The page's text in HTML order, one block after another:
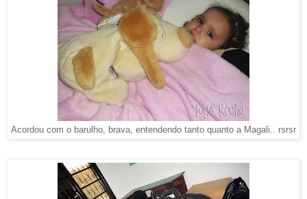
Acordou com o barulho, brava, entendendo tanto quanto a Magali.. rsrsr